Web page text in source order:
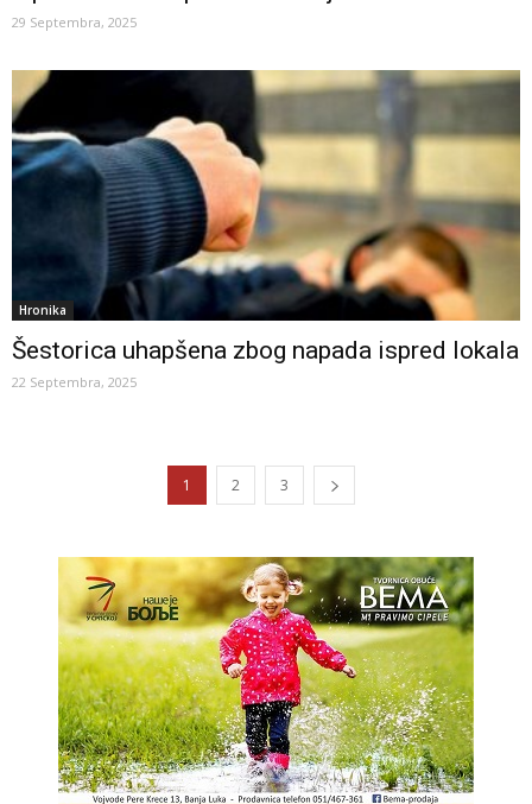
29 Septembra, 2025
Hronika
Šestorica uhapšena zbog napada ispred lokala
22 Septembra, 2025
1 2 3